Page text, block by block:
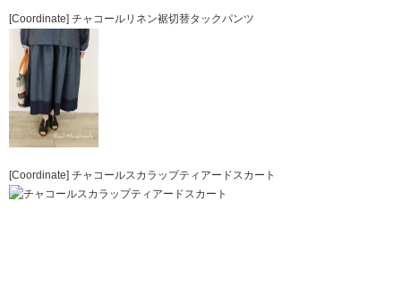
[Coordinate] チャコールリネン裾切替タックパンツ
[Coordinate] チャコールスカラップティアードスカート